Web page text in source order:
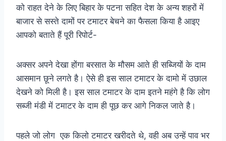
को राहत देने के लिए बिहार के पटना सहित देश के अन्य शहरों में
बाजार से सस्ते दामों पर टमाटर बेचने का फैसला किया है आइए
आपको बताते हैं पूरी रिपोर्ट-
अक्सर अपने देखा होंगा बरसात के मौसम आते ही सब्जियों के दाम
आसमान छूने लगते है। ऐसे ही इस साल टमाटर के दामो में उछाल
देखने को मिली है। इस साल टमाटर के दाम इतने महंगे है कि लोग
सब्जी मंडी में टमाटर के दाम ही पूछ कर आगे निकल जाते है।
पहले जो लोग एक किलो टमाटर खरीदते थे, वही अब उन्हें पाव भर